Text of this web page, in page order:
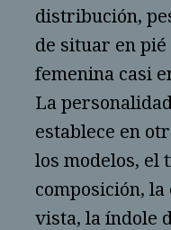
distribución,
de situar en
femenina casi
La
establece en
los modelos, el
composición,
vista, la índole